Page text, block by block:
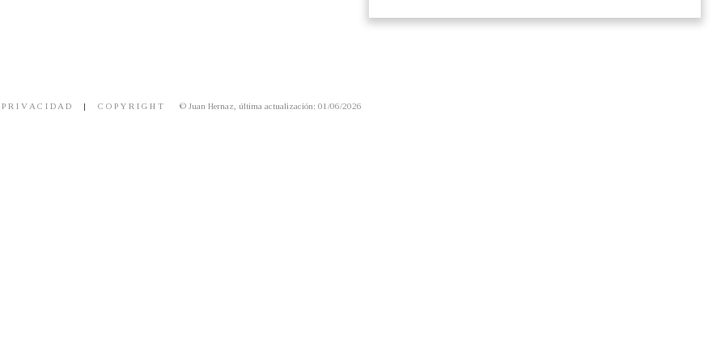
P R I V A C I D A D| C O P Y R I G H T © Juan Hernaz, última actualización: 01/06/2026